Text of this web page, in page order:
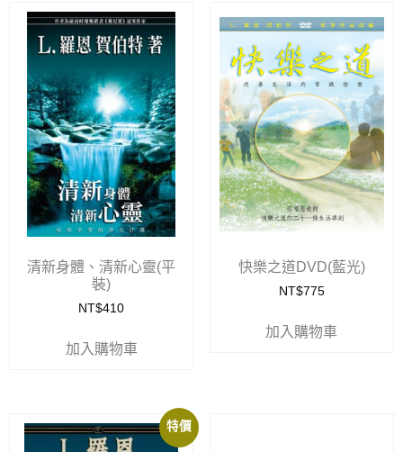
清新身體、清新心靈(平
裝)
NT$410
加入購物車
快樂之道DVD(藍光)
NT$775
加入購物車
特價